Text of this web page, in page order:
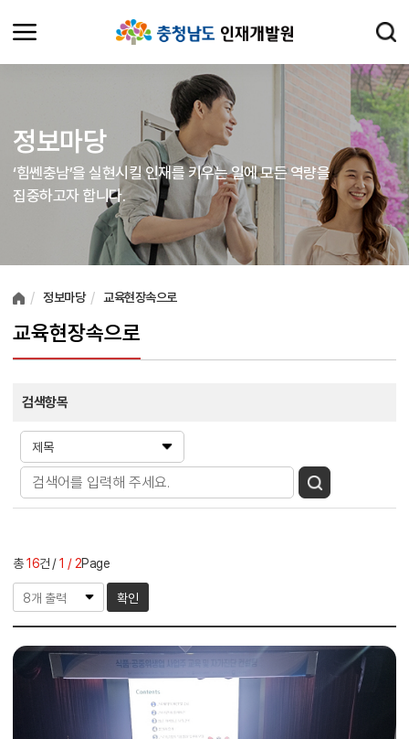
정보마당
‘힘쎈충남’을 실현시킬 인재를 키우는 일에 모든 역량을
집중하고자 합니다.
정보마당 교육현장속으로
교육현장속으로
검색항목
총16건 1 / 2Page
확인
여러분들의 의견을 남겨주세요.